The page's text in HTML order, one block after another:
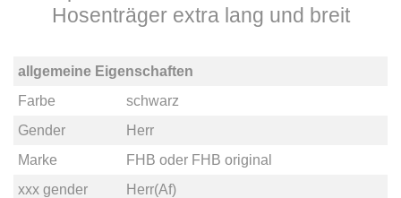
Hosenträger extra lang und breit
allgemeine Eigenschaften
Farbe
schwarz
Gender
Herr
Marke
FHB oder FHB original
xxx gender
Herr(Af)